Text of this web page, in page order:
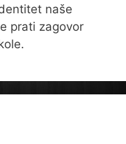
naše
prati zagovor